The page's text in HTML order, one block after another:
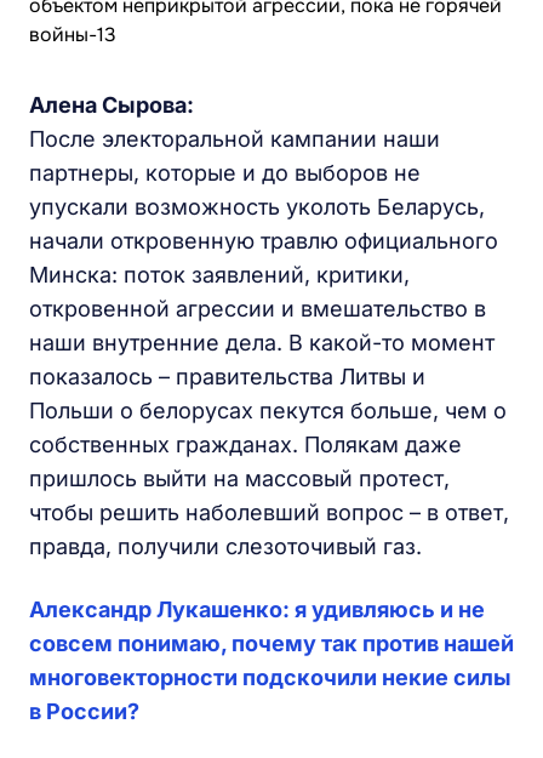
Алена Сырова:
После электоральной кампании наши
партнеры, которые и до выборов не
упускали возможность уколоть Беларусь,
начали откровенную травлю официального
Минска: поток заявлений, критики,
откровенной агрессии и вмешательство в
наши внутренние дела. В какой-то момент
показалось – правительства Литвы и
Польши о белорусах пекутся больше, чем о
собственных гражданах. Полякам даже
пришлось выйти на массовый протест,
чтобы решить наболевший вопрос – в ответ,
правда, получили слезоточивый газ.
Александр Лукашенко: я удивляюсь и не
совсем понимаю, почему так против нашей
многовекторности подскочили некие силы
в России?